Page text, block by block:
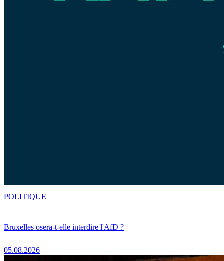
Bruxelles osera-t-elle interdire l'AfD ?
05.08.2026
POLITIQUE